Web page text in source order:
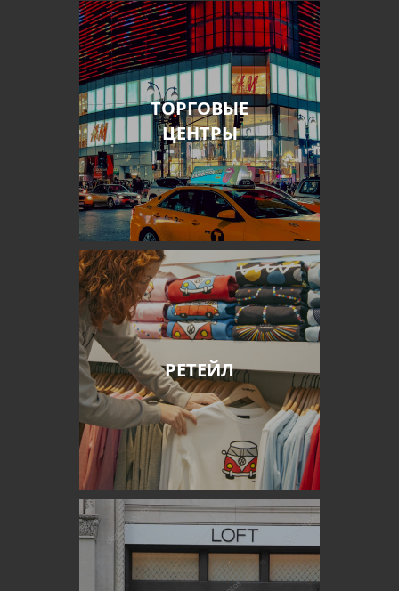
ТОРГОВЫЕ
ЦЕНТРЫ
РЕТЕЙЛ